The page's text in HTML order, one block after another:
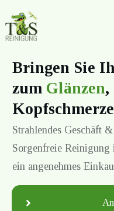
Bringen Sie
zum Glänzen,
Strahlendes Geschäft
Sorgenfreie Reinigung
ein angenehmes